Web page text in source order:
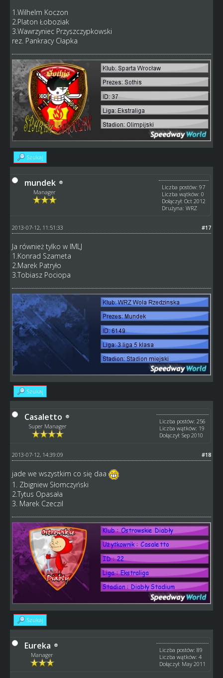
1.Wilhelm Koczon
2.Platon Łoboziak
3.Wawrzyniec Przyszczypkowski
rez. Pankracy Cłapka
Szukaj
mundek
Manager
Liczba postów: 97
Liczba wątków: 0
Dołączył: Oct 2012
Drużyna: WRZ
#17
2013-07-12, 11:51:33
Ja również tylko w IMLJ
1.Konrad Szameta
2.Marek Patryło
3.Tobiasz Pociopa
Szukaj
Casaletto
Super Manager
Liczba postów: 256
Liczba wątków: 19
Dołączył: Sep 2010
#18
2013-07-12, 14:39:09
jade we wszystkim co się daa
1. Zbigniew Słomczyński
2.Tytus Opasała
3. Marek Czeczil
Szukaj
Eureka
Manager
Liczba postów: 89
Liczba wątków: 4
Dołączył: May 2011